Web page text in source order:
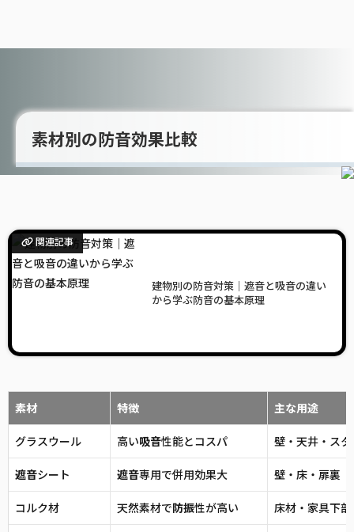
素材別の防音効果比較
関連記事
建物別の防音対策｜遮音と吸音の違い
から学ぶ防音の基本原理
素材 特徴 主な用途
グラスウール 高い吸音性能とコスパ 壁・天井・ス
遮音シート 遮音専用で併用効果大 壁・床・扉裏
コルク材 天然素材で防振性が高い 床材・家具下部